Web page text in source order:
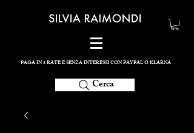
PAGA IN 3 RATE E SENZA INTERESSI CON PAYPAL O KLARNA
Cerca